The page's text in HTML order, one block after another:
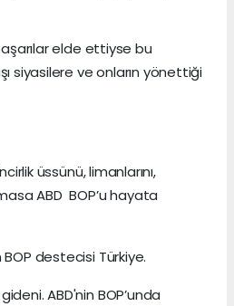
elde ettiyse bu
siyasilere ve onların yönettiği
üssünü, limanlarını,
ABD BOP’u hayata
BOP destecisi Türkiye.
ABD'nin BOP’unda